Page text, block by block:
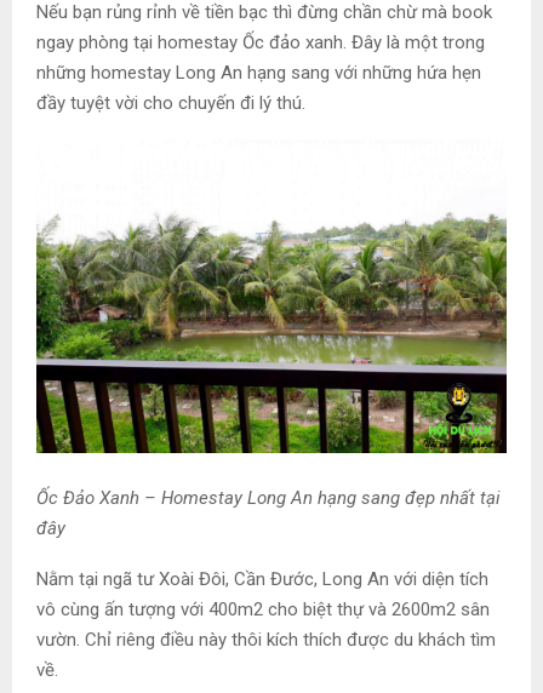
Nếu bạn rủng rỉnh về tiền bạc thì đừng chần chừ mà book
ngay phòng tại homestay Ốc đảo xanh. Đây là một trong
những homestay Long An hạng sang với những hứa hẹn
đầy tuyệt vời cho chuyến đi lý thú.
Ốc Đảo Xanh – Homestay Long An hạng sang đẹp nhất tại
đây
Nằm tại ngã tư Xoài Đôi, Cần Đước, Long An với diện tích
vô cùng ấn tượng với 400m2 cho biệt thự và 2600m2 sân
vườn. Chỉ riêng điều này thôi kích thích được du khách tìm
về.